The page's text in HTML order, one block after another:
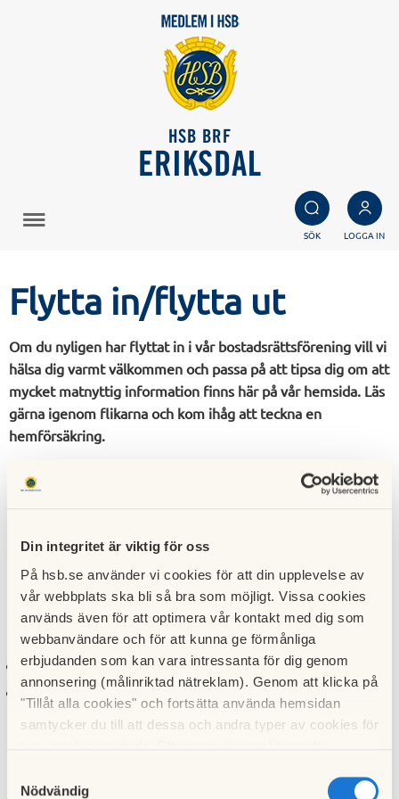
Din integritet är viktig för oss
På hsb.se använder vi cookies för att din upplevelse av
vår webbplats ska bli så bra som möjligt. Vissa cookies
används även för att optimera vår kontakt med dig som
webbanvändare och för att kunna ge förmånliga
erbjudanden som kan vara intressanta för dig genom
annonsering (målinriktad nätreklam). Genom att klicka på
"Tillåt alla cookies" och fortsätta använda hemsidan
samtycker du till att dessa och andra typer av cookies för
cookies och välja att endast tillåta ett urval.
Nödvändig
HSB BRF
ERIKSDAL
SÖK LOGGA IN
Flytta in/flytta ut
Om du nyligen har flyttat in i vår bostadsrättsförening vill vi
hälsa dig varmt välkommen och passa på att tipsa dig om att
mycket matnyttig information finns här på vår hemsida. Läs
gärna igenom flikarna och kom ihåg att teckna en
hemförsäkring.
Frågor om avin?
jag mina avier?" till "Varför har jag fått en påminnelseavgift
när jag har använt den förra ägarens avier?"
Behöver du hjälp med:
Kopiera nycklar,vänligen kontakta fastighetsskötaren
Byta namn på dörren eller beställa taggar,vänligen